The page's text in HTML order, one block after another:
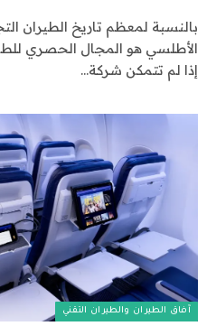
بالنسبة لمعظم تاريخ الطيران
الأطلسي هو المجال الحصري
إذا لم تتمكن شركة…
آفاق الطيران والطيران التقني